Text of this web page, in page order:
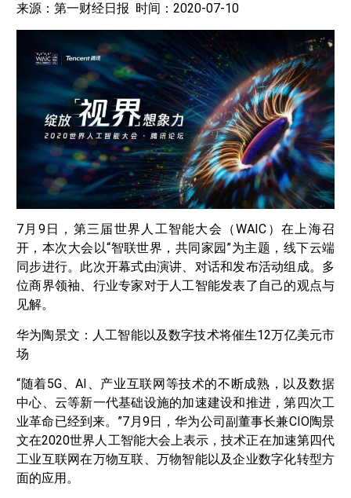
来源：第一财经日报 时间：2020-07-10
7月9日，第三届世界人工智能大会（WAIC）在上海召
开，本次大会以“智联世界，共同家园”为主题，线下云端
同步进行。此次开幕式由演讲、对话和发布活动组成。多
位商界领袖、行业专家对于人工智能发表了自己的观点与
见解。
华为陶景文：人工智能以及数字技术将催生12万亿美元市
场
“随着5G、AI、产业互联网等技术的不断成熟，以及数据
中心、云等新一代基础设施的加速建设和推进，第四次工
业革命已经到来。”7月9日，华为公司副董事长兼CIO陶景
文在2020世界人工智能大会上表示，技术正在加速第四代
工业互联网在万物互联、万物智能以及企业数字化转型方
面的应用。